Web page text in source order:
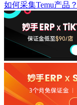
如何采集Temu产品